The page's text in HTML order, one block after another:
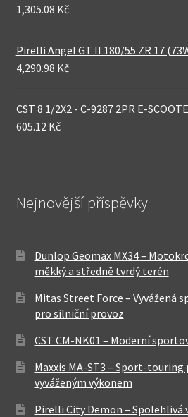
1,305.08 Kč
Pirelli Angel GT II 180/55 ZR 17
4,290.98 Kč
CST 8 1/2X2 - C-9287 2PR E-
605.12 Kč
Nejnovější příspěvky
Dunlop Geomax MX34 –
měkký a středně tvrdý terén
Mitas Street Force – Vyvážená
pro silniční provoz
CST CM-NK01 – Moderní
Maxxis MA-ST3 – Sport-touring
vyváženým výkonem
Pirelli City Demon – Spolehlivá